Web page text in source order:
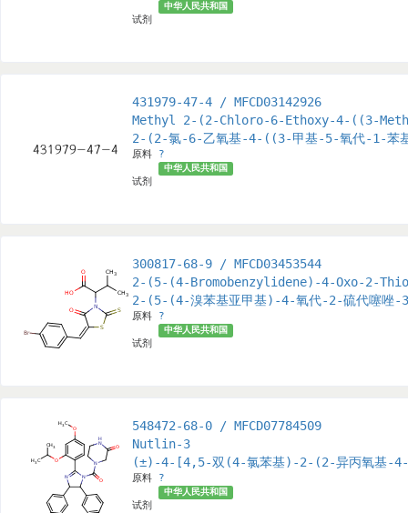
试剂
中华人民共和国
431979-47-4 / MFCD03142926
Methyl 2-(2-Chloro-6-Ethoxy-4-((3-
2-(2-氯-6-乙氧基-4-((3-甲基-5-氧代-1-苯
原料 ?
试剂
中华人民共和国
300817-68-9 / MFCD03453544
2-(5-(4-Bromobenzylidene)-4-Oxo-2-
2-(5-(4-溴苯基亚甲基)-4-氧代-2-硫代噻唑-
原料 ?
试剂
中华人民共和国
548472-68-0 / MFCD07784509
Nutlin-3
(±)-4-[4,5-双(4-氯苯基)-2-(2-异丙氧基-
原料 ?
试剂
中华人民共和国